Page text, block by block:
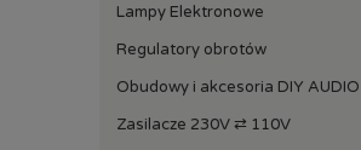
Lampy Elektronowe
Regulatory obrotów
Obudowy i akcesoria DIY AUDIO
Zasilacze 230V ⇄ 110V